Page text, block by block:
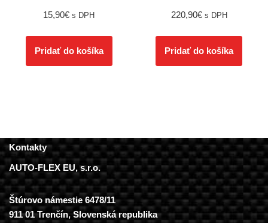
15,90€ s DPH
Pridať do košíka
220,90€ s DPH
Pridať do košíka
Kontakty
AUTO-FLEX EU, s.r.o.
Štúrovo námestie 6478/11
911 01 Trenčín, Slovenská republika